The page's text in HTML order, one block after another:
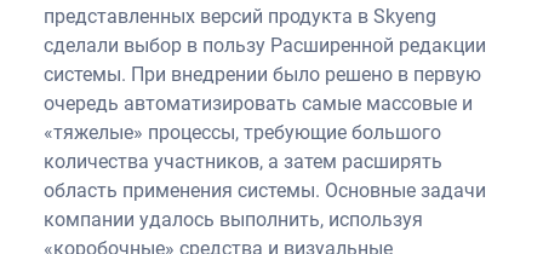
представленных версий продукта в Skyeng
сделали выбор в пользу Расширенной редакции
системы. При внедрении было решено в первую
очередь автоматизировать самые массовые и
«тяжелые» процессы, требующие большого
количества участников, а затем расширять
область применения системы. Основные задачи
компании удалось выполнить, используя
«коробочные» средства и визуальные